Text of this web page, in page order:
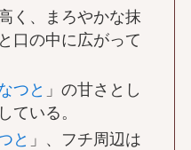
く、まろやかな抹
口の中に広がって
つと 」の甘さとし
ている。
と 」、フチ周辺は